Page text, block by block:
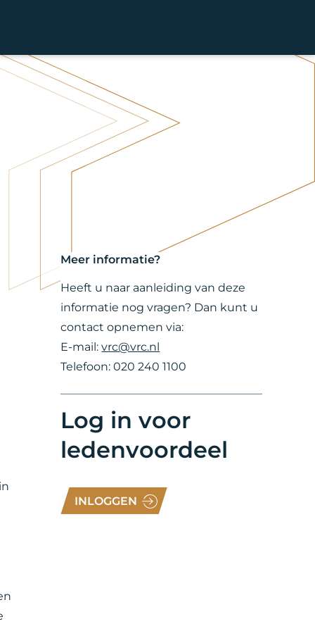
Meer informatie?
Heeft u naar aanleiding van deze
informatie nog vragen? Dan kunt u
contact opnemen via:
E-mail:vrc@vrc.nl
Telefoon: 020 240 1100
Log in voor
ledenvoordeel
INLOGGEN